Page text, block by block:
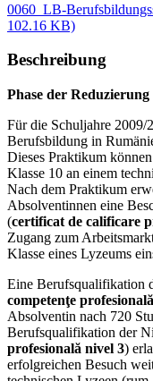
0060_LB-
102.16 KB)
Beschreibung
Phase der
Für die Schuljahre 2009/
Berufsbildung in
Dieses Praktikum
Klasse 10 an einem
Nach dem Praktikum
Absolventinnen eine
(certificat de calificare
Zugang zum
Klasse eines Lyzeums
Eine Berufsqualifikation
competenţe
Absolventin nach 720
Berufsqualifikation der
profesională nivel 3)
erfolgreichen Besuch